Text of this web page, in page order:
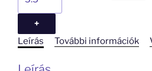
Schnee
mennyiség
+
Leírás További információk